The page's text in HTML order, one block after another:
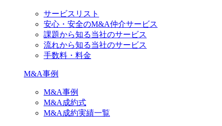
サービスリスト
安心・安全のM&A仲介サービス
課題から知る当社のサービス
流れから知る当社のサービス
手数料・料金
M&A事例
M&A事例
M&A成約式
M&A成約実績一覧